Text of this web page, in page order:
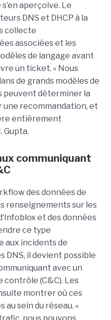
aperçoive. Le
DNS et DHCP à la
collecte
associées et les
de langage avant
un ticket. « Nous
de grands modèles de
peuvent déterminer la
recommandation, et
entièrement
Gupta.
communiquant
des données de
renseignements sur les
et des données
ce type
aux incidents de
DNS, il devient possible
avec un
contrôle (C&C). Les
montrer où ces
sein du réseau. «